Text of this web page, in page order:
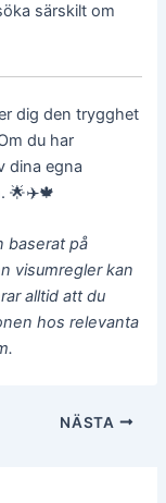
särskilt om
dig den trygghet
du har
dina egna
🌟✈️🍁
baserat på
visumregler kan
alltid att du
hos relevanta
NÄSTA